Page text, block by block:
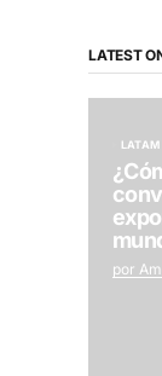
LATEST
LATAM
por